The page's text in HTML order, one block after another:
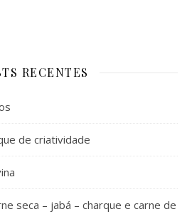
RECENTES
de criatividade
seca – jabá – charque e carne de